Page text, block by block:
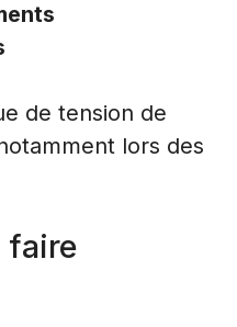
de tension de
lors des
faire